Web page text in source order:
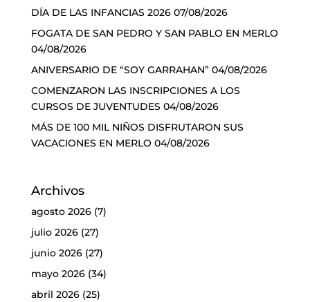
DÍA DE LAS INFANCIAS 2026 07/08/2026
FOGATA DE SAN PEDRO Y SAN PABLO EN MERLO
04/08/2026
ANIVERSARIO DE “SOY GARRAHAN” 04/08/2026
COMENZARON LAS INSCRIPCIONES A LOS
CURSOS DE JUVENTUDES 04/08/2026
MÁS DE 100 MIL NIÑOS DISFRUTARON SUS
VACACIONES EN MERLO 04/08/2026
Archivos
agosto 2026(7)
julio 2026(27)
junio 2026(27)
mayo 2026(34)
abril 2026(25)